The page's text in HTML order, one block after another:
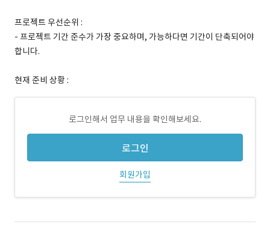
프로젝트 우선순위 :
- 프로젝트 기간 준수가 가장 중요하며, 가능하다면 기간이 단축되어야
합니다.
현재 준비 상황 :
로그인해서 업무 내용을 확인해보세요.
로그인
회원가입